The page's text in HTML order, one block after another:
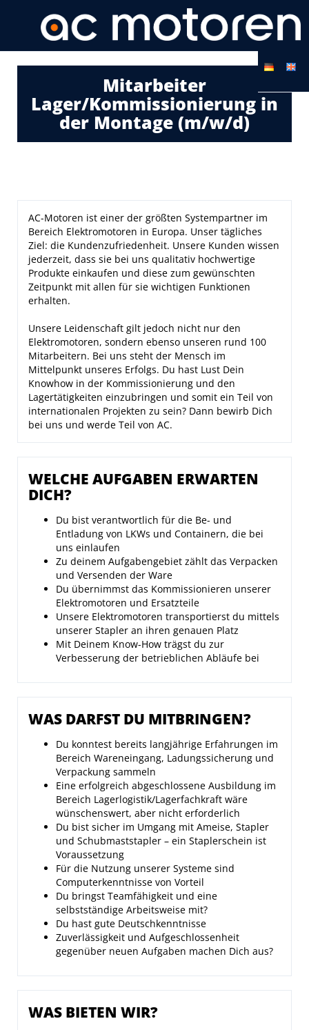
Mitarbeiter
Lager/Kommissionierung in
der Montage (m/w/d)
AC-Motoren ist einer der größten Systempartner im
Bereich Elektromotoren in Europa. Unser tägliches
Ziel: die Kundenzufriedenheit. Unsere Kunden wissen
jederzeit, dass sie bei uns qualitativ hochwertige
Produkte einkaufen und diese zum gewünschten
Zeitpunkt mit allen für sie wichtigen Funktionen
erhalten.
Unsere Leidenschaft gilt jedoch nicht nur den
Elektromotoren, sondern ebenso unseren rund 100
Mitarbeitern. Bei uns steht der Mensch im
Mittelpunkt unseres Erfolgs. Du hast Lust Dein
Knowhow in der Kommissionierung und den
Lagertätigkeiten einzubringen und somit ein Teil von
internationalen Projekten zu sein? Dann bewirb Dich
bei uns und werde Teil von AC.
WELCHE AUFGABEN ERWARTEN
DICH?
Du bist verantwortlich für die Be- und
Entladung von LKWs und Containern, die bei
uns einlaufen
Zu deinem Aufgabengebiet zählt das Verpacken
und Versenden der Ware
Du übernimmst das Kommissionieren unserer
Elektromotoren und Ersatzteile
Unsere Elektromotoren transportierst du mittels
unserer Stapler an ihren genauen Platz
Mit Deinem Know-How trägst du zur
Verbesserung der betrieblichen Abläufe bei
WAS DARFST DU MITBRINGEN?
Du konntest bereits langjährige Erfahrungen im
Bereich Wareneingang, Ladungssicherung und
Verpackung sammeln
Eine erfolgreich abgeschlossene Ausbildung im
Bereich Lagerlogistik/Lagerfachkraft wäre
wünschenswert, aber nicht erforderlich
Du bist sicher im Umgang mit Ameise, Stapler
und Schubmaststapler – ein Staplerschein ist
Voraussetzung
Für die Nutzung unserer Systeme sind
Computerkenntnisse von Vorteil
Du bringst Teamfähigkeit und eine
selbstständige Arbeitsweise mit?
Du hast gute Deutschkenntnisse
Zuverlässigkeit und Aufgeschlossenheit
gegenüber neuen Aufgaben machen Dich aus?
WAS BIETEN WIR?